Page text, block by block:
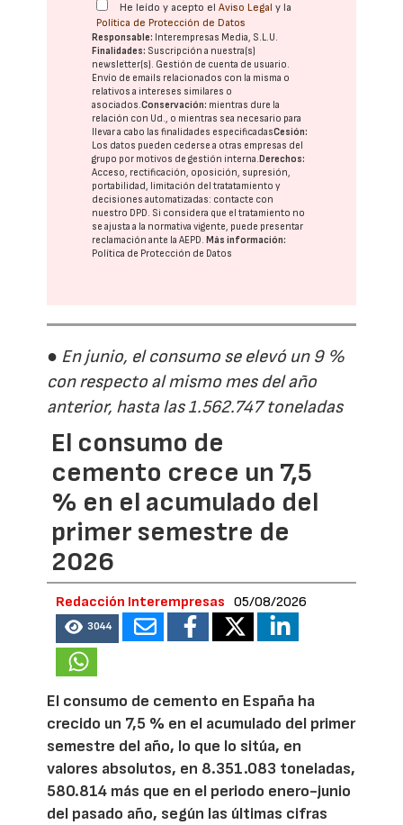
He leído y acepto elAviso Legal y la
Política de Protección de Datos
Responsable: Interempresas Media, S.L.U.
Finalidades: Suscripción a nuestra(s)
newsletter(s). Gestión de cuenta de usuario.
Envío de emails relacionados con la misma o
relativos a intereses similares o
asociados.Conservación: mientras dure la
relación con Ud., o mientras sea necesario para
llevar a cabo las finalidades especificadasCesión:
Los datos pueden cederse a otras empresas del
grupo por motivos de gestión interna. Derechos:
Acceso, rectificación, oposición, supresión,
portabilidad, limitación del tratatamiento y
decisiones automatizadas: contacte con
nuestro DPD. Si considera que el tratamiento no
se ajusta a la normativa vigente, puede presentar
reclamación ante laAEPD. Más información:
Política de Protección de Datos
● En junio, el consumo se elevó un 9 %
con respecto al mismo mes del año
anterior, hasta las 1.562.747 toneladas
El consumo de
cemento crece un 7,5
% en el acumulado del
primer semestre de
2026
Redacción Interempresas 05/08/2026
3044
El consumo de cemento en España ha
crecido un 7,5 % en el acumulado del primer
semestre del año, lo que lo sitúa, en
valores absolutos, en 8.351.083 toneladas,
580.814 más que en el periodo enero-junio
del pasado año, según las últimas cifras